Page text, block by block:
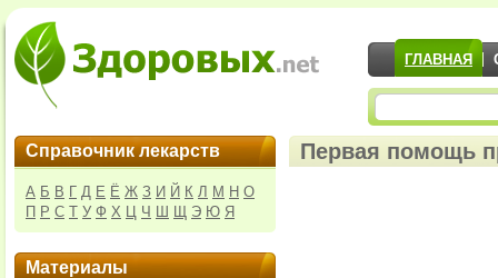
ГЛАВНАЯ
Справочник лекарств
А Б В Г Д Е Ё Ж З И Й К Л М Н О
П Р С Т У Ф Х Ц Ч Ш Щ Э Ю Я
Материалы
Первая помощь